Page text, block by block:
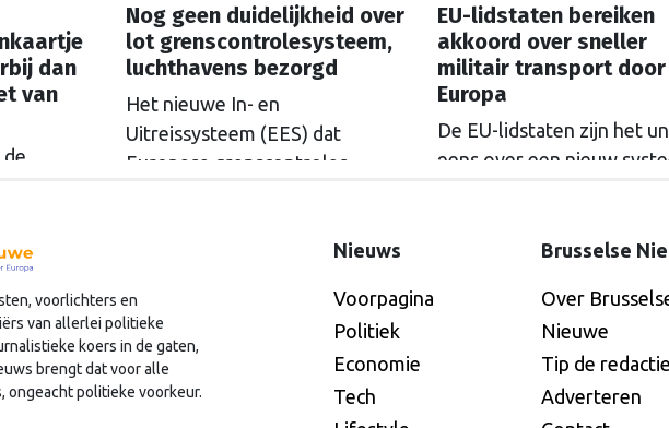
dan
van
te
Toch
keer te
nog
Nog geen duidelijkheid over
lot grenscontrolesysteem,
luchthavens bezorgd
Het nieuwe In- en
Uitreissysteem (EES) dat
Europese grenscontroles
Nederland dringt in Brussel aan
Commissie geeft nog geen
duidelijkheid.
EU-lidstaten bereiken
akkoord over sneller
militair transport door
Europa
De EU-lidstaten zijn het
eens over een nieuw
laten bewegen. Met dat
met het Europees
beginnen over het
de Europese Commissie
jaar november indiende.
voorlichters en
van allerlei politieke
koers in de gaten,
brengt dat voor alle
ongeacht politieke voorkeur.
Nieuws
Voorpagina
Politiek
Economie
Tech
Brusselse
Over
Nieuwe
Tip de redactie
Adverteren